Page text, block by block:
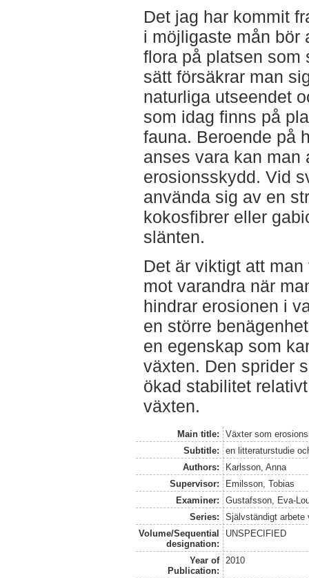
Det jag har kommit
i möjligaste mån bör
flora på platsen som
sätt försäkrar man
naturliga utseendet
som idag finns på
fauna. Beroende på
anses vara kan man
erosionsskydd. Vid
använda sig av en
kokosfibrer eller
slänten.
Det är viktigt att
mot varandra när
hindrar erosionen i
en större
en egenskap som
växten. Den sprider
ökad stabilitet
växten.
Main title:
Växter som
Subtitle:
en litteraturstudie
Authors:
Karlsson, Anna
Supervisor:
Emilsson, Tobias
Examiner:
Gustafsson, Eva-
Series:
Självständigt arbete
Volume/Sequential
designation:
UNSPECIFIED
Year of
Publication:
2010